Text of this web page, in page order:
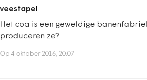
veestapel
Het coa is een geweldige
produceren ze?
Op 4 oktober 2016, 20:07